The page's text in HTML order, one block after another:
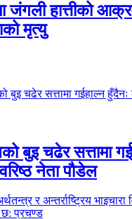
जंगली हात्तीको
मृत्यु
बुइ चढेर सत्तामा
नेता पौडेल